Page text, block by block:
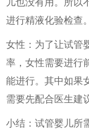
儿也没有用。所以
进行精液化验检查。
女性：为了让试管
率，女性需要进行
能进行。其中如果
需要先配合医生建
小结：试管婴儿所